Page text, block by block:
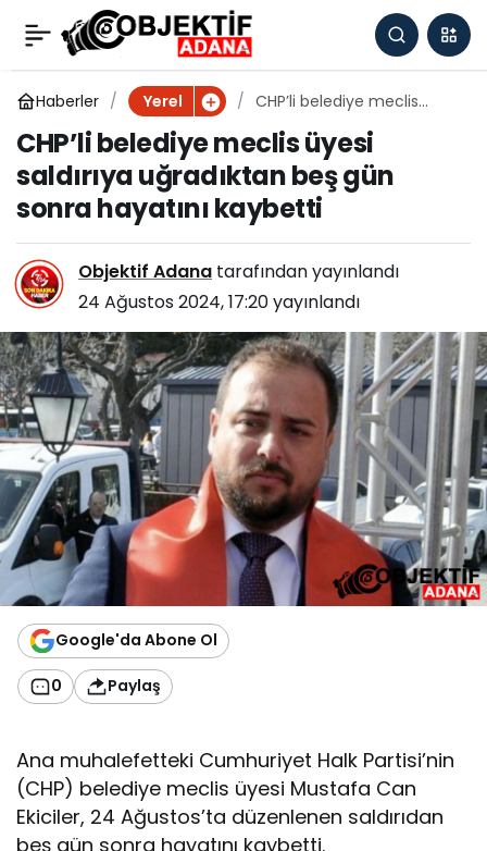
Haberler Yerel
CHP’li belediye meclis
beş gün sonra hayatını
kaybetti
CHP’li belediye meclis üyesi
saldırıya uğradıktan beş gün
sonra hayatını kaybetti
Objektif Adana tarafından yayınlandı
24 Ağustos 2024, 17:20yayınlandı
Google'da Abone Ol
0 Paylaş
Ana muhalefetteki Cumhuriyet Halk Partisi’nin
(CHP) belediye meclis üyesi Mustafa Can
Ekiciler, 24 Ağustos’ta düzenlenen saldırıdan
beş gün sonra hayatını kaybetti.
‘Motosiklet çetesinden’
15 çocuk, 16 yaşındaki
Türk çocuğunu döverek
öldürdü
0 Paylaş